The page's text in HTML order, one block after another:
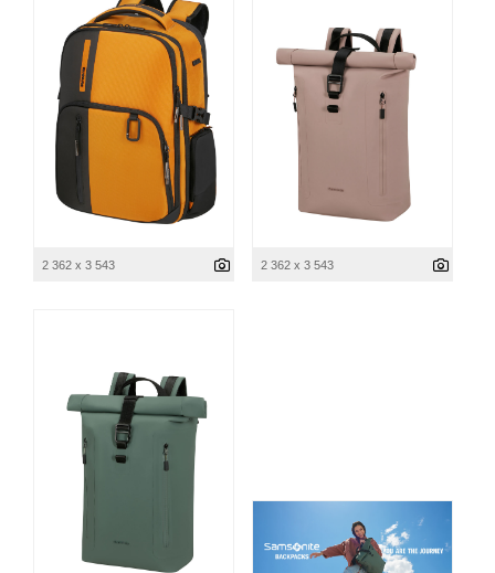
2 362 x 3 543 2 362 x 3 543